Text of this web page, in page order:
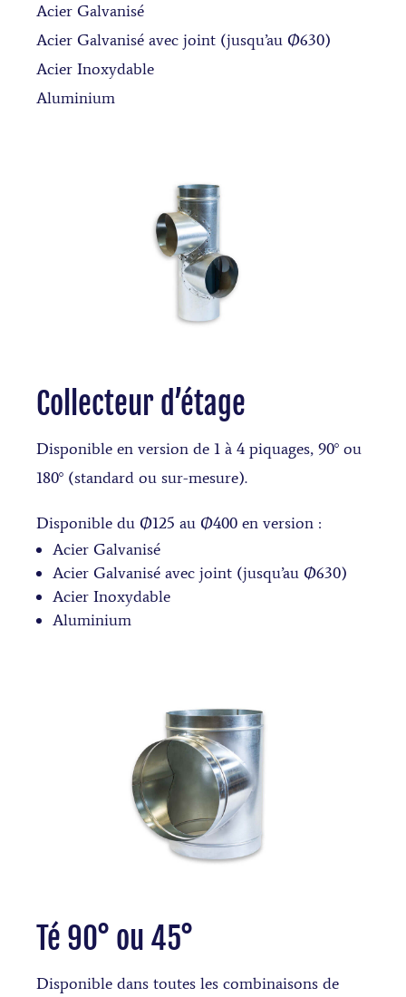
Acier Galvanisé
Acier Galvanisé avec joint (jusqu’au Ø630)
Acier Inoxydable
Aluminium
Collecteur d’étage
Disponible en version de 1 à 4 piquages, 90° ou
180° (standard ou sur-mesure).
Disponible du Ø125 au Ø400 en version :
Acier Galvanisé
Acier Galvanisé avec joint (jusqu’au Ø630)
Acier Inoxydable
Aluminium
Té 90° ou 45°
Disponible dans toutes les combinaisons de